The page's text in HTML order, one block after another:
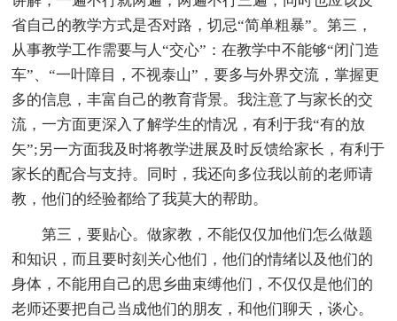
省自己的教学方式是否对路，切忌“简单粗暴”。第三，
从事教学工作需要与人“交心”：在教学中不能够“闭门造
车”、“一叶障目，不视泰山”，要多与外界交流，掌握更
多的信息，丰富自己的教育背景。我注意了与家长的交
流，一方面更深入了解学生的情况，有利于我“有的放
矢”;另一方面我及时将教学进展及时反馈给家长，有利于
家长的配合与支持。同时，我还向多位我以前的老师请
教，他们的经验都给了我莫大的帮助。
第三，要贴心。做家教，不能仅仅加他们怎么做题
和知识，而且要时刻关心他们，他们的情绪以及他们的
身体，不能用自己的思乡曲束缚他们，不仅仅是他们的
老师还要把自己当成他们的朋友，和他们聊天，谈心。